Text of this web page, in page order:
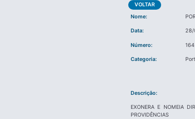
VOLTAR
Nome:
Data: 28/
Número: 164
Categoria:
Descrição:
EXONERA E NOMEIA
PROVIDÊNCIAS